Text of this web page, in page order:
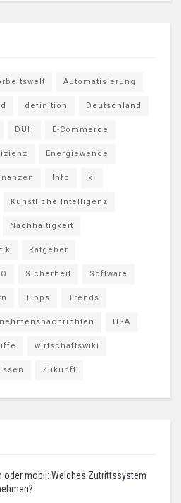
Automatisierung
definition Deutschland
DUH E-Commerce
Energiewende
Info ki
Künstliche Intelligenz
Nachhaltigkeit
Ratgeber
Sicherheit Software
Tipps Trends
USA
wirtschaftswiki
Zukunft
oder mobil: Welches Zutrittssystem